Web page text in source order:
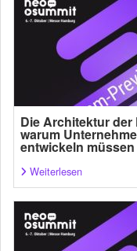
Die Architektur der
warum
entwickeln müssen
Weiterlesen